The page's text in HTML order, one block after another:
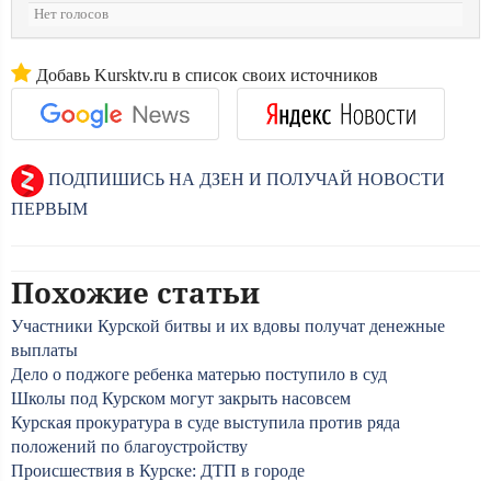
Нет голосов
Добавь Kursktv.ru в список своих источников
ПОДПИШИСЬ НА ДЗЕН И ПОЛУЧАЙ НОВОСТИ
ПЕРВЫМ
Похожие статьи
Участники Курской битвы и их вдовы получат денежные
выплаты
Дело о поджоге ребенка матерью поступило в суд
Школы под Курском могут закрыть насовсем
Курская прокуратура в суде выступила против ряда
положений по благоустройству
Происшествия в Курске: ДТП в городе